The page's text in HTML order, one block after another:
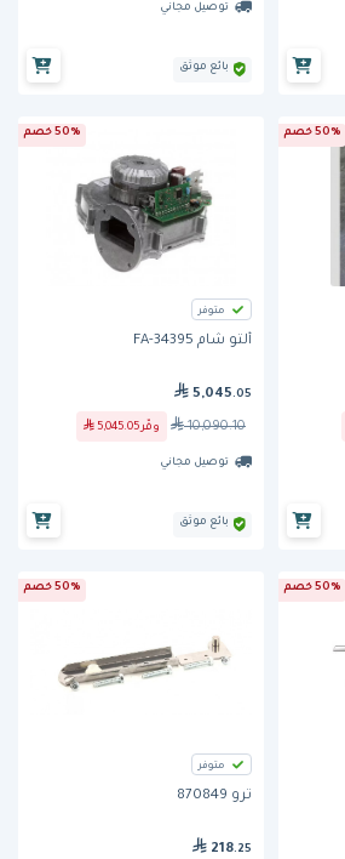
توصيل مجاني
بائع موثق
50% خصم 50% خصم
متوفر
ألتو شام FA-34395
5,045 .05
10,090.10 وفّر 5,045.05
توصيل مجاني
بائع موثق
50% خصم 50% خصم
متوفر
ترو 870849
218.25